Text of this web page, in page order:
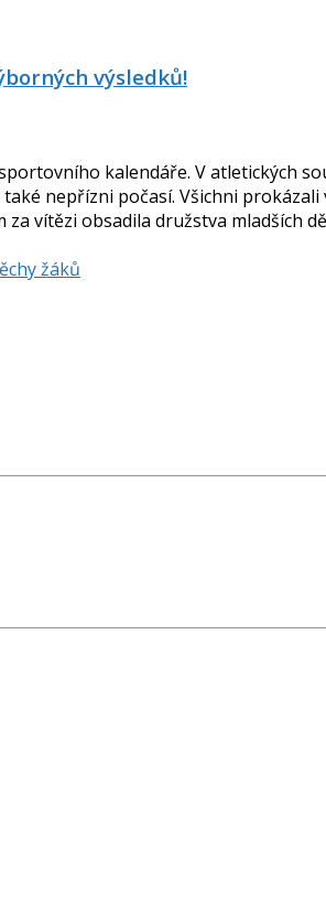
výsledků!
kalendáře. V atletických
nepřízni počasí. Všichni
vítězi obsadila družstva mladších
žáků